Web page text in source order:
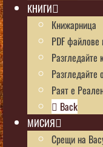
КНИГИ
Книжарница
PDF файлове
Разгледайте
Разгледайте
Раят е
Back
МИСИЯ
Срещи на